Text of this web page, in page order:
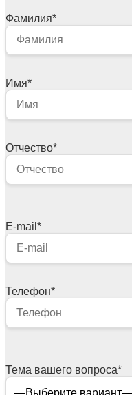
Фамилия*
Имя*
Отчество*
E-mail *
Телефон*
Тема вашего вопроса*